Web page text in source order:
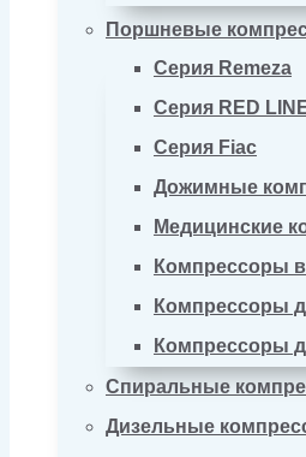
Поршневые
Серия Remeza
Серия RED
Серия Fiac
Дожимные
Медицинские
Компрессоры
Компрессоры
Компрессоры
Спиральные
Дизельные